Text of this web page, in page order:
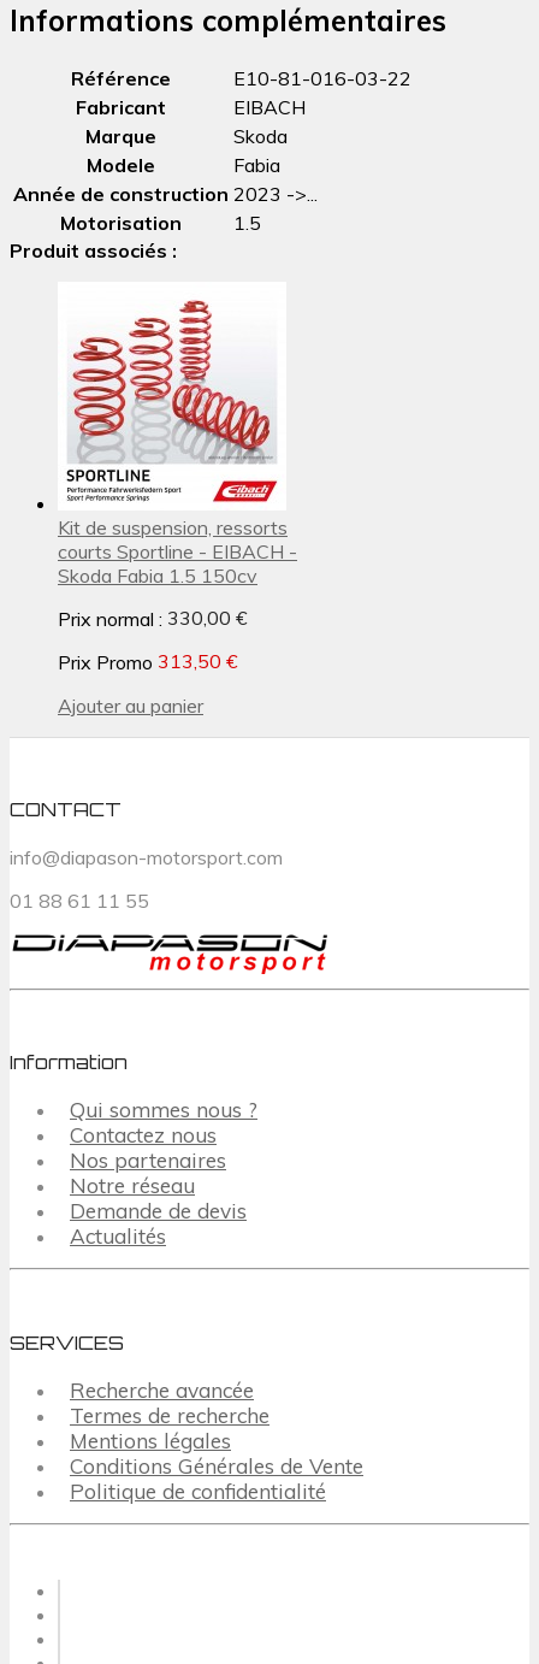
Informations complémentaires
Référence
E10-81-016-03-22
Fabricant
EIBACH
Marque
Skoda
Modele
Fabia
Année de construction 2023 ->...
Motorisation
1.5
Produit associés :
Kit de suspension, ressorts
courts Sportline - EIBACH -
Skoda Fabia 1.5 150cv
Prix normal : 330,00 €
Prix Promo 313,50 €
Ajouter au panier
CONTACT
info@diapason-motorsport.com
01 88 61 11 55
Information
Qui sommes nous ?
Contactez nous
Nos partenaires
Notre réseau
Demande de devis
Actualités
SERVICES
Recherche avancée
Termes de recherche
Mentions légales
Conditions Générales de Vente
Politique de confidentialité